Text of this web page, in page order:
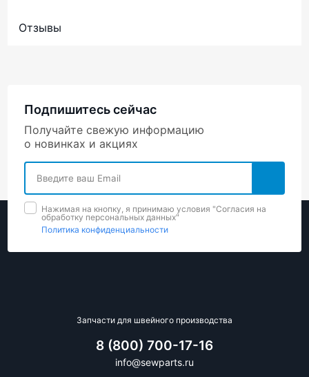
Отзывы
Подпишитесь сейчас
Получайте свежую информацию
о новинках и акциях
Нажимая на кнопку, я принимаю условия "Cогласия на
обработку персональных данных"
Политика конфиденциальности
Запчасти для швейного производства
8 (800) 700-17-16
info@sewparts.ru